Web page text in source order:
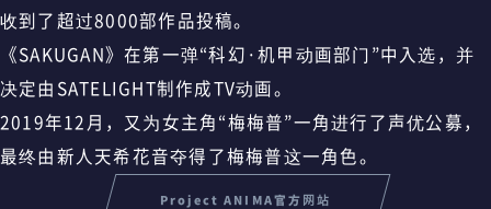
收到了超过8000部作品投稿。
《SAKUGAN》在第一弹“科幻·机甲动画部门”中入选，并
决定由SATELIGHT制作成TV动画。
2019年12月，又为女主角“梅梅普”一角进行了声优公募，
最终由新人天希花音夺得了梅梅普这一角色。
Project ANIMA官方网站